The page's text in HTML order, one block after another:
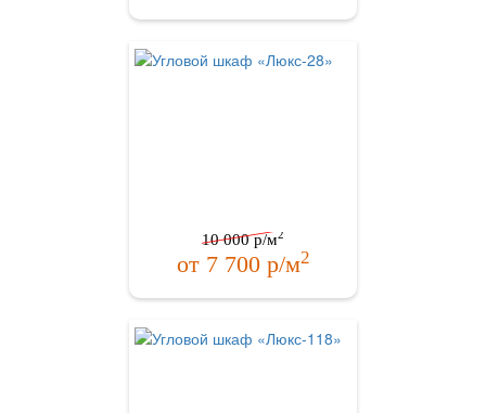
10 000р/м2
от 7 700р/м2